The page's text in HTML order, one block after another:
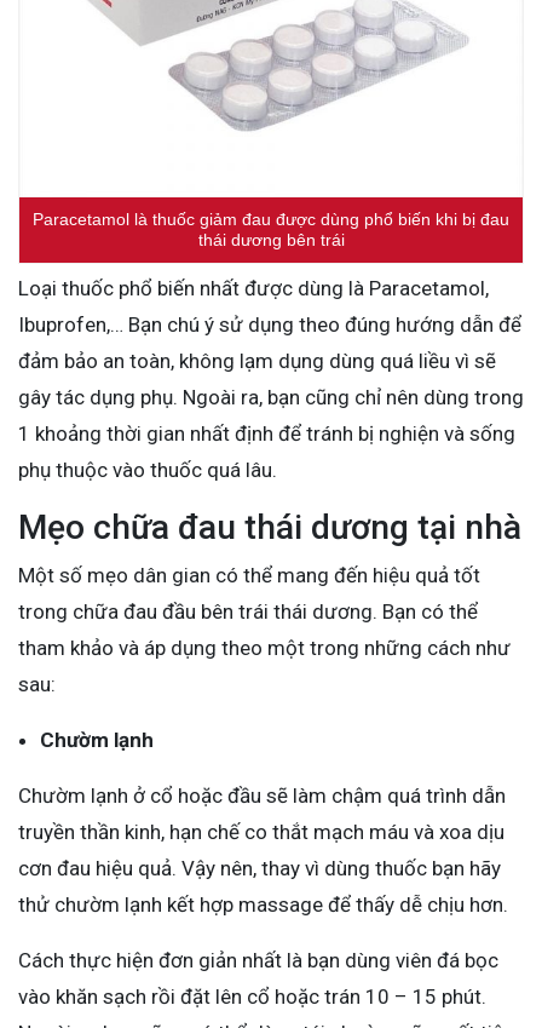
Paracetamol là thuốc giảm đau được dùng phổ biến khi bị đau
thái dương bên trái
Loại thuốc phổ biến nhất được dùng là Paracetamol,
Ibuprofen,… Bạn chú ý sử dụng theo đúng hướng dẫn để
đảm bảo an toàn, không lạm dụng dùng quá liều vì sẽ
gây tác dụng phụ. Ngoài ra, bạn cũng chỉ nên dùng trong
1 khoảng thời gian nhất định để tránh bị nghiện và sống
phụ thuộc vào thuốc quá lâu.
Mẹo chữa đau thái dương tại nhà
Một số mẹo dân gian có thể mang đến hiệu quả tốt
trong chữa đau đầu bên trái thái dương. Bạn có thể
tham khảo và áp dụng theo một trong những cách như
sau:
Chườm lạnh
Chườm lạnh ở cổ hoặc đầu sẽ làm chậm quá trình dẫn
truyền thần kinh, hạn chế co thắt mạch máu và xoa dịu
cơn đau hiệu quả. Vậy nên, thay vì dùng thuốc bạn hãy
thử chườm lạnh kết hợp massage để thấy dễ chịu hơn.
Cách thực hiện đơn giản nhất là bạn dùng viên đá bọc
vào khăn sạch rồi đặt lên cổ hoặc trán 10 – 15 phút.